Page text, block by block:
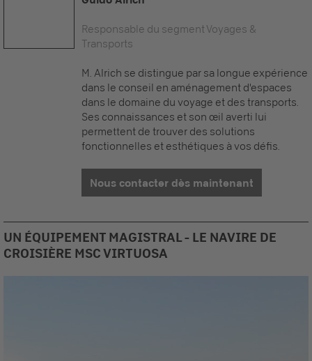
Responsable du segment Voyages &
Transports
M. Alrich se distingue par sa longue expérience
dans le conseil en aménagement d'espaces
dans le domaine du voyage et des transports.
Ses connaissances et son œil averti lui
permettent de trouver des solutions
fonctionnelles et esthétiques à vos défis.
Nous contacter dès maintenant
UN ÉQUIPEMENT MAGISTRAL - LE NAVIRE DE
CROISIÈRE MSC VIRTUOSA